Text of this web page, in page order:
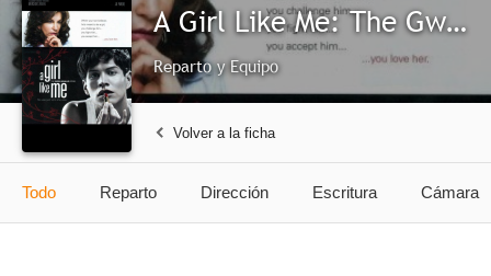
A Girl Like Me: The Gwen Araujo Story
Reparto y Equipo
Volver a la ficha
Todo Reparto Dirección Escritura Cámara